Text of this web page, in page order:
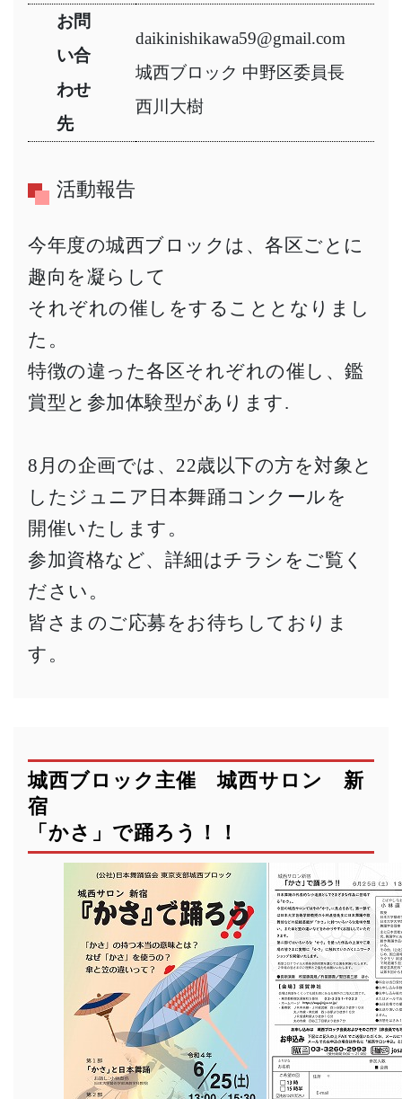
お問
い合
わせ
先
daikinishikawa59@gmail.com
城西ブロック 中野区委員長
西川大樹
活動報告
今年度の城西ブロックは、各区ごとに
趣向を凝らして
それぞれの催しをすることとなりまし
た。
特徴の違った各区それぞれの催し、鑑
賞型と参加体験型があります.
8月の企画では、22歳以下の方を対象と
したジュニア日本舞踊コンクールを
開催いたします。
参加資格など、詳細はチラシをご覧く
ださい。
皆さまのご応募をお待ちしておりま
す。
城西ブロック主催 城西サロン 新
宿
「かさ」で踊ろう！！